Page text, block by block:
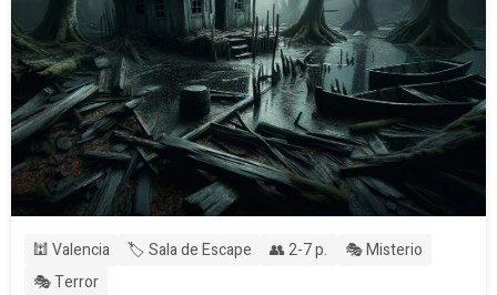
🕍 Valencia 🏷️ Sala de Escape 👥 2-7 p.
🎭 Misterio
🎭 Terror